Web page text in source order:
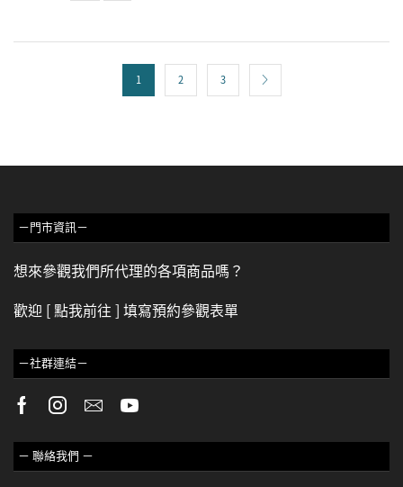
1 2 3
－門市資訊－
想來參觀我們所代理的各項商品嗎？
歡迎 [ 點我前往 ] 填寫預約參觀表單
－社群連結－
－ 聯絡我們 －